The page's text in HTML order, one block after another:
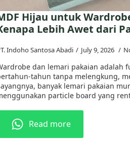
Hijau untuk
Lebih Awet dari
Indoho Santosa Abadi July 9, 2026
dan lemari pakaian adalah
tahun tanpa melengkung,
banyak lemari pakaian
particle board yang
Read more